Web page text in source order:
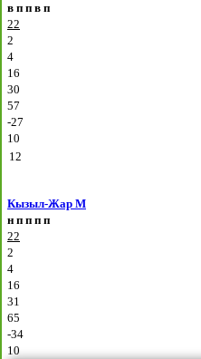
в п п в п
22
2
4
16
30
57
-27
10
12
Кызыл-Жар М
н п п п п
22
2
4
16
31
65
-34
10